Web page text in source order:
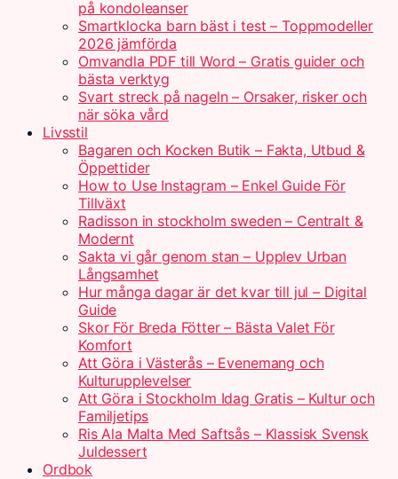
på kondoleanser
Smartklocka barn bäst i test – Toppmodeller
2026 jämförda
Omvandla PDF till Word – Gratis guider och
bästa verktyg
Svart streck på nageln – Orsaker, risker och
när söka vård
Livsstil
Bagaren och Kocken Butik – Fakta, Utbud &
Öppettider
How to Use Instagram – Enkel Guide För
Tillväxt
Radisson in stockholm sweden – Centralt &
Modernt
Sakta vi går genom stan – Upplev Urban
Långsamhet
Hur många dagar är det kvar till jul – Digital
Guide
Skor För Breda Fötter – Bästa Valet För
Komfort
Att Göra i Västerås – Evenemang och
Kulturupplevelser
Att Göra i Stockholm Idag Gratis – Kultur och
Familjetips
Ris Ala Malta Med Saftsås – Klassisk Svensk
Juldessert
Ordbok